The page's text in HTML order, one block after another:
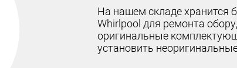
На нашем складе хранится
Whirlpool для ремонта
оригинальные
установить